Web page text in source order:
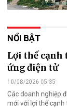
NỔI BẬT
Lợi thế cạnh
ứng điện tử
10/08/2026 05:35
Các doanh nghiệp
mới với lợi thế